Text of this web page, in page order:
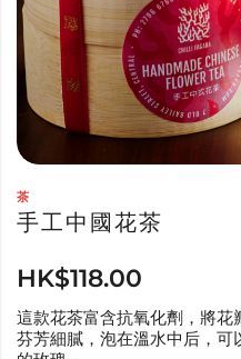
茶
手工中國花茶
HK$118.00
這款花茶富含抗氧化劑，將花
芬芳細膩，泡在溫水中后，